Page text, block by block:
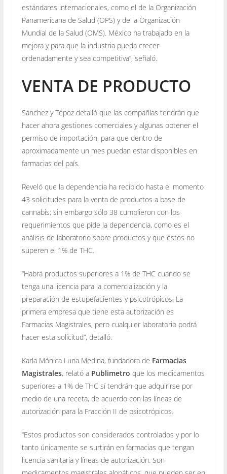
estándares internacionales, como el de la Organización
Panamericana de Salud (OPS) y de la Organización
Mundial de la Salud (OMS). México ha trabajado en la
mejora y para que la industria pueda crecer
ordenadamente y sea competitiva”, señaló.
VENTA DE PRODUCTO
Sánchez y Tépoz detalló que las compañías tendrán que
hacer ahora gestiones comerciales y algunas obtener el
permiso de importación, para que dentro de
aproximadamente un mes puedan estar disponibles en
farmacias del país.
Reveló que la dependencia ha recibido hasta el momento
43 solicitudes para la venta de productos a base de
cannabis; sin embargo sólo 38 cumplieron con los
requerimientos que pide la dependencia, como es el
análisis de laboratorio sobre productos y que éstos no
superen el 1% de THC.
“Habrá productos superiores a 1% de THC cuando se
tenga una licencia para la comercialización y la
preparación de estupefacientes y psicotrópicos. La
primera empresa que tiene esta autorización es
Farmacias Magistrales, pero cualquier laboratorio podrá
hacer esta solicitud”, detalló.
Karla Mónica Luna Medina, fundadora de Farmacias
Magistrales, relató a Publimetro que los medicamentos
superiores a 1% de THC sí tendrán que adquirirse por
medio de una receta, de acuerdo con las líneas de
autorización para la Fracción II de psicotrópicos.
“Estos productos son considerados controlados y por lo
tanto únicamente se surtirán en farmacias que tengan
licencia sanitaria y líneas de autorización. Son